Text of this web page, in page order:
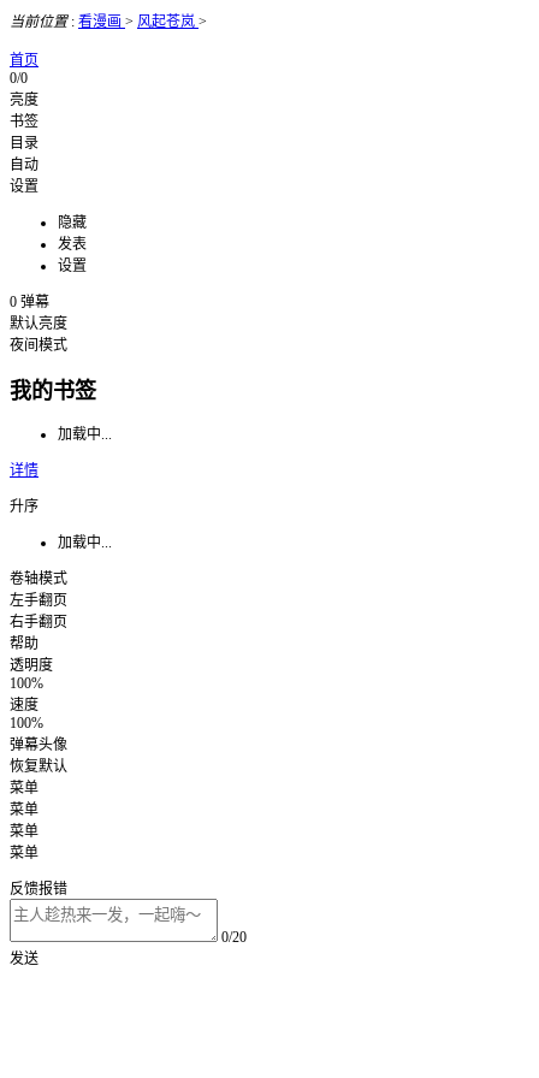
当前位置: 看漫画 > 风起苍岚 >
首页
0/0
亮度
书签
目录
自动
设置
隐藏
发表
设置
0 弹幕
默认亮度
夜间模式
我的书签
加载中...
详情
升序
加载中...
卷轴模式
左手翻页
右手翻页
帮助
透明度
100%
速度
100%
弹幕头像
恢复默认
菜单
菜单
菜单
菜单
反馈报错
0/20
发送